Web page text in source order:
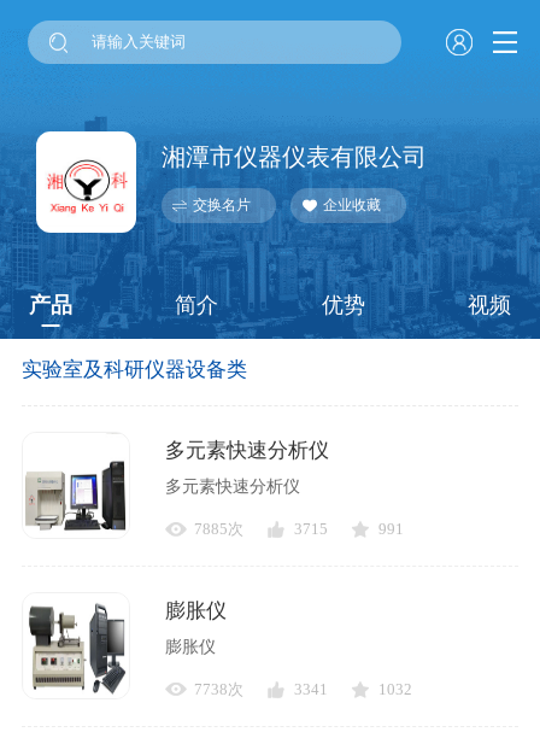
湘潭市仪器仪表有限公司
交换名片 企业收藏
产品 简介 优势 视频
实验室及科研仪器设备类
多元素快速分析仪
多元素快速分析仪
7885次 3715 991
膨胀仪
膨胀仪
7738次 3341 1032